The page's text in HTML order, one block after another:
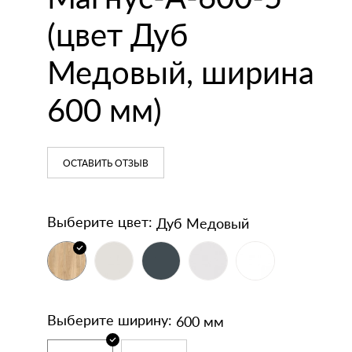
напольные
(цвет Дуб
Медовый, ширина
600 мм)
ОСТАВИТЬ ОТЗЫВ
Выберите цвет: Дуб Медовый
Выберите ширину: 600 мм